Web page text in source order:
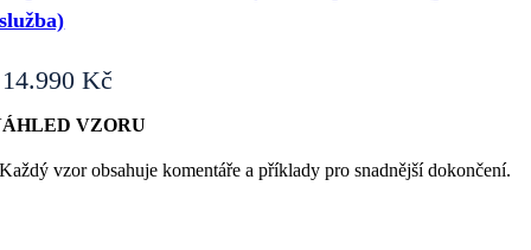
služba)
14.990Kč
VZORU
Každý vzor obsahuje komentáře a příklady pro snadnější dokončení.